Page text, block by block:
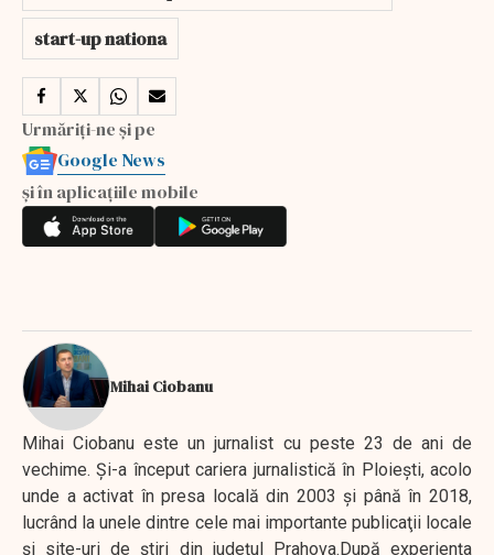
start-up nationa
Urmăriți-ne și pe
Google News
și în aplicațiile mobile
Mihai Ciobanu
Mihai Ciobanu este un jurnalist cu peste 23 de ani de
vechime. Şi-a început cariera jurnalistică în Ploieşti, acolo
unde a activat în presa locală din 2003 şi până în 2018,
lucrând la unele dintre cele mai importante publicaţii locale
şi site-uri de ştiri din judeţul Prahova.După experienţa